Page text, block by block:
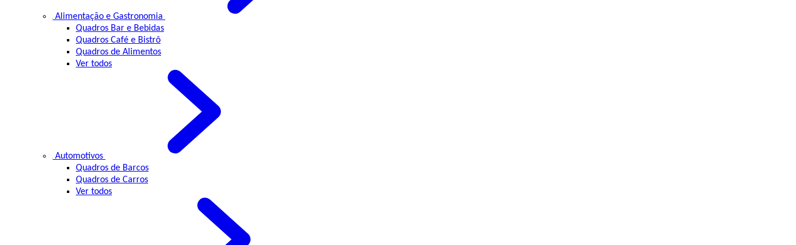
Alimentação e Gastronomia
Quadros Bar e Bebidas
Quadros Café e Bistrô
Quadros de Alimentos
Ver todos
Automotivos
Quadros de Barcos
Quadros de Carros
Ver todos